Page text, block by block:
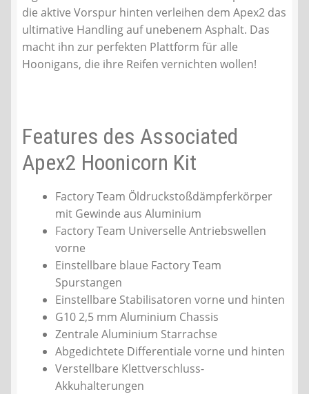
die aktive Vorspur hinten verleihen dem Apex2 das
ultimative Handling auf unebenem Asphalt. Das
macht ihn zur perfekten Plattform für alle
Hoonigans, die ihre Reifen vernichten wollen!
Features des Associated
Apex2 Hoonicorn Kit
Factory Team Öldruckstoßdämpferkörper
mit Gewinde aus Aluminium
Factory Team Universelle Antriebswellen
vorne
Einstellbare blaue Factory Team
Spurstangen
Einstellbare Stabilisatoren vorne und hinten
G10 2,5 mm Aluminium Chassis
Zentrale Aluminium Starrachse
Abgedichtete Differentiale vorne und hinten
Verstellbare Klettverschluss-
Akkuhalterungen